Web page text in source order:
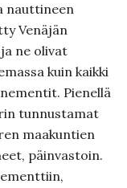
nauttineen
Venäjän
ne olivat
kuin kaikki
Pienellä
tunnustamat
maakuntien
päinvastoin.